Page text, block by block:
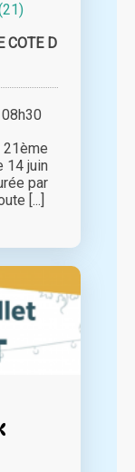
COTE D
21ème
14 juin
par
[...]